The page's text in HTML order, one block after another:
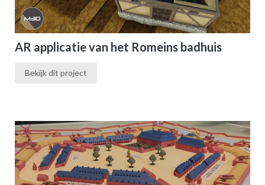
AR applicatie van het Romeins badhuis
Bekijk dit project